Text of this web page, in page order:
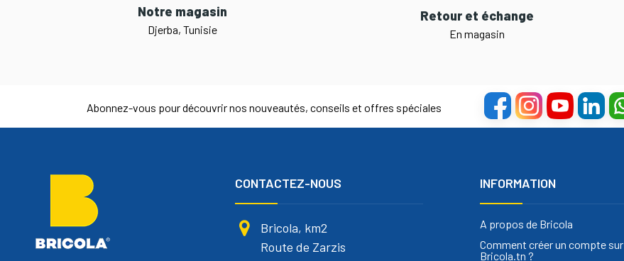
Notre magasin
Djerba, Tunisie
Retour et échange
En magasin
Abonnez-vous pour découvrir nos nouveautés, conseils et offres spéciales
CONTACTEZ-NOUS
Bricola, km2
Route de Zarzis
INFORMATION
A propos de Bricola
Comment créer un compte sur
Bricola.tn ?